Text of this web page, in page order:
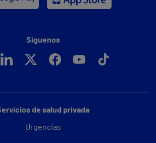
de salud privada
Urgencias
Síguenos